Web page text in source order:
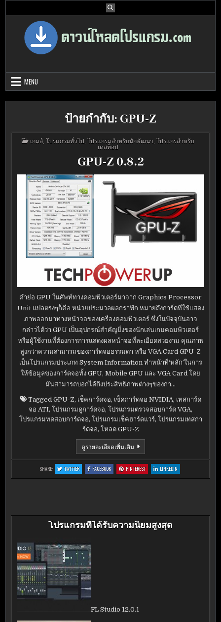
โปรแกรมฟรี
MENU
ป้ายกำกับ: GPU-Z
POSTED
IN
เกมส์ โปรแกรมทั่วไป โปรแกรมสำหรับนักพัฒนา โปรแกรสำหรับ
เดสท็อป
GPU-Z 0.8.2
คำย่อ GPU ในศัพท์ทางคอมพิวเตอร์มาจาก Graphics Processor
Unit แปลตรงๆก็คือ หน่วยประมวลผลกราฟิก หมายถึงการ์ดที่ใช้แสดง
ภาพออกมาทางหน้าจอของเครื่องคอมพิวเตอร์ ซึ่งในปัจจุบันอาจ
กล่าวได้ว่า GPU เป็นอุปกรณ์สำคัญยิ่งของนักเล่นเกมคอมพิวเตอร์
หรือผู้ใช้งานที่ต้องการการแสดงผลหน้าจอที่ละเอียดสวยงาม คุณภาพ
สูงกว่าความสามารถของการ์ดจอธรรมดา หรือ VGA Card GPU-Z
เป็นโปรแกรมประเภท System Information ทำหน้าที่‘หลัก’ในการ
ให้ข้อมูลของการ์ดจอทั้ง GPU, Mobile GPU และ VGA Card โดย
มันสามารถบอกได้ถึงประสิทธิภาพต่างๆของกา…
Tagged GPU-Z, เช็คการ์ดจอ, เช็คการ์ดจอ NVIDIA, เทสการ์ด
จอ ATI, โปรแกรมดูการ์ดจอ, โปรแกรมตรวจสอบการ์ด VGA,
โปรแกรมทดสอบการ์ดจอ, โปรแกรมเช็คฮาร์ดแวร์, โปรแกรมเทสกา
ร์ดจอ, โหลด GPU-Z
ดูรายละเอียดเพิ่มเติม GPU-
Z
0.8.2
SHARE: TWITTER:
GPU-
Z
FACEBOOK:
GPU-
Z
PINTEREST:
GPU-
Z
LINKEDIN:
GPU-
Z
โปรแกรมที่ได้รับความนิยมสูงสุด
FL Studio 12.0.1